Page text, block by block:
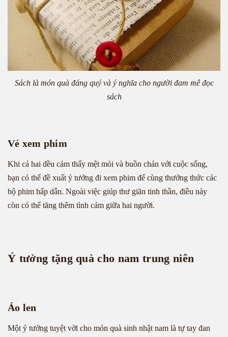
Sách là món quà đáng quý và ý nghĩa cho người đam mê đọc
sách
Vé xem phim
Khi cả hai đều cảm thấy mệt mỏi và buồn chán với cuộc sống,
bạn có thể đề xuất ý tưởng đi xem phim để cùng thưởng thức các
bộ phim hấp dẫn. Ngoài việc giúp thư giãn tinh thần, điều này
còn có thể tăng thêm tình cảm giữa hai người.
Ý tưởng tặng quà cho nam trung niên
Áo len
Một ý tưởng tuyệt vời cho món quà sinh nhật nam là tự tay đan